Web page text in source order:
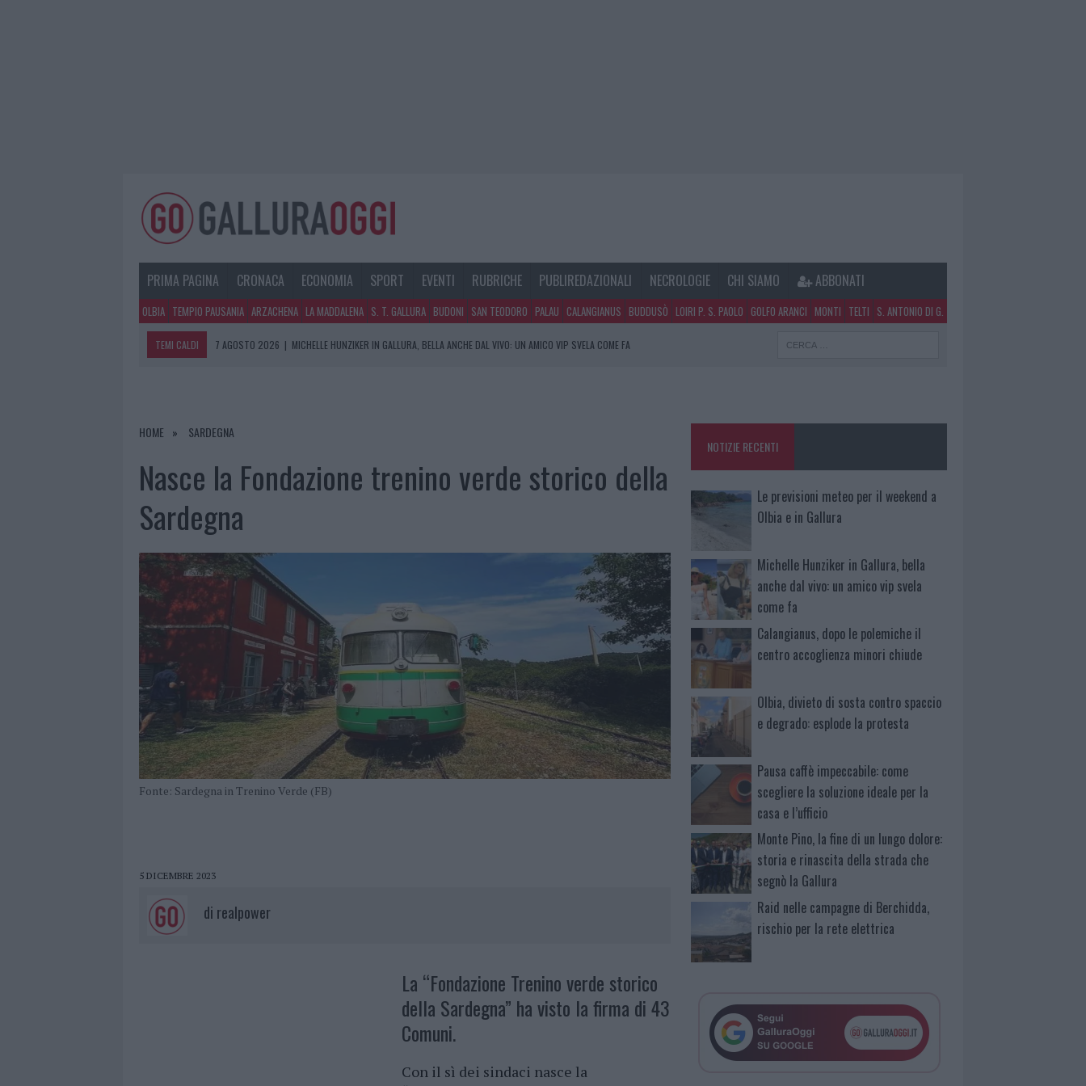
PRIMA PAGINA CRONACA ECONOMIA SPORT EVENTI RUBRICHE PUBLIREDAZIONALI NECROLOGIE CHI SIAMO ABBONATI
OLBIA TEMPIO PAUSANIA ARZACHENA LA MADDALENA S. T. GALLURA BUDONI SAN TEODORO PALAU CALANGIANUS BUDDUSÒ LOIRI P. S. PAOLO GOLFO ARANCI MONTI TELTI S. ANTONIO DI G.
TEMI CALDI 7 AGOSTO 2026 | MICHELLE HUNZIKER IN GALLURA, BELLA ANCHE DAL VIVO: UN AMICO VIP SVELA COME FA
7 AGOSTO 2026
HOME SARDEGNA
Nasce la Fondazione trenino verde storico della
Sardegna
Fonte: Sardegna in Trenino Verde (FB)
5 DICEMBRE 2023
di realpower
La “Fondazione Trenino verde storico
della Sardegna” ha visto la firma di 43
Comuni.
Con il sì dei sindaci nasce la
NOTIZIE RECENTI
Le previsioni meteo per il weekend a
Olbia e in Gallura
Michelle Hunziker in Gallura, bella
anche dal vivo: un amico vip svela
come fa
Calangianus, dopo le polemiche il
centro accoglienza minori chiude
Olbia, divieto di sosta contro spaccio
e degrado: esplode la protesta
Pausa caffè impeccabile: come
scegliere la soluzione ideale per la
casa e l’ufficio
Monte Pino, la fine di un lungo dolore:
storia e rinascita della strada che
segnò la Gallura
Raid nelle campagne di Berchidda,
rischio per la rete elettrica